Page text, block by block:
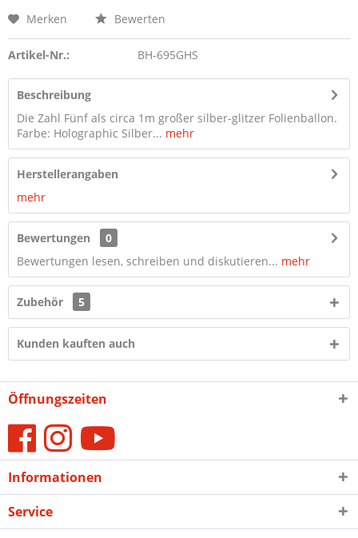
Merken Bewerten
Artikel-Nr.: BH-695GHS
Beschreibung
Die Zahl Fünf als circa 1m großer silber-glitzer Folienballon.
Farbe: Holographic Silber... mehr
Herstellerangaben
mehr
Bewertungen
0
Bewertungen lesen, schreiben und diskutieren... mehr
Zubehör 5
Kunden kauften auch
Öffnungszeiten
Informationen
Service